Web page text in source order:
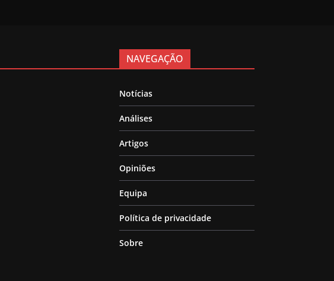
NAVEGAÇÃO
Notícias
Análises
Artigos
Opiniões
Equipa
Política de privacidade
Sobre